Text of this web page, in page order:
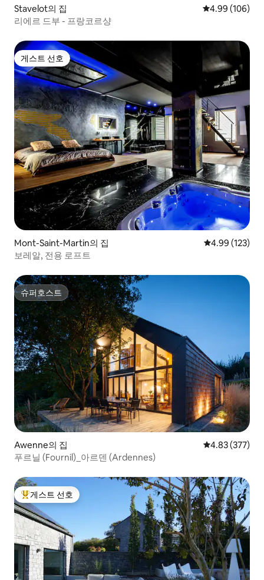
Stavelot의 집 평점 4.99점(5
4.99 (106)
리에르 드부 - 프랑코르샹
게스트 선호
게스트 선호
Mont-Saint-Martin의 집 평점 4.99점(5
4.99 (123)
보레알, 전용 로프트
슈퍼호스트
슈퍼호스트
Awenne의 집 평점 4.83점(5
4.83 (377)
푸르닐 (Fournil)_아르덴 (Ardennes)
상위 게스트 선호
게스트 선호